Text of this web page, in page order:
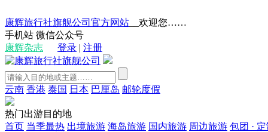
康辉旅行社旗舰公司官方网站 __欢迎您……
手机站 微信公众号
康辉杂志
登录 | 注册
云南 香港 泰国 日本 巴厘岛 邮轮度假
热门出游目的地
首页 当季最热 出境旅游 海岛旅游 国内旅游 周边旅游 包团 ·